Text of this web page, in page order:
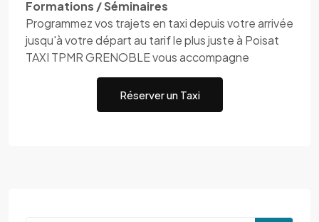
Formations / Séminaires
Programmez vos trajets en taxi depuis votre arrivée
jusqu'à votre départ au tarif le plus juste à Poisat
TAXI TPMR GRENOBLE vous accompagne
Réserver un Taxi